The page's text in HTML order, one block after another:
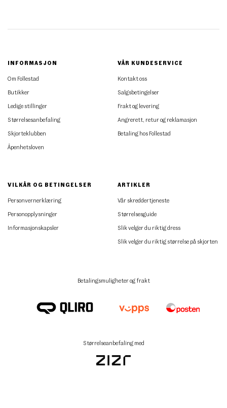
INFORMASJON
Om Follestad
Butikker
Ledige stillinger
Størrelsesanbefaling
Skjorteklubben
Åpenhetsloven
VÅR KUNDESERVICE
Kontakt oss
Salgsbetingelser
Frakt og levering
Angrerett, retur og reklamasjon
Betaling hos Follestad
VILKÅR OG BETINGELSER
Personvernerklæring
Personopplysninger
Informasjonskapsler
ARTIKLER
Vår skreddertjeneste
Størrelsesguide
Slik velger du riktig dress
Slik velger du riktig størrelse på skjorten
Betalingsmuligheter og frakt
Størrelseanbefaling med